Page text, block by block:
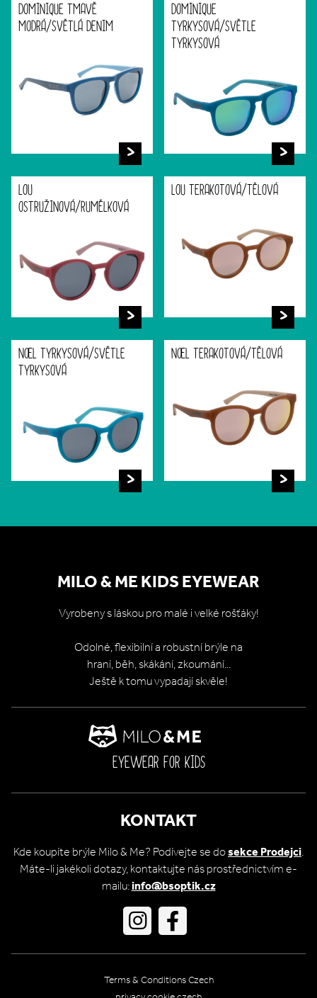
DOMINIQUE TMAVĚ
MODRÁ/SVĚTLÁ DENIM
DOMINIQUE
TYRKYSOVÁ/SVĚTLE
TYRKYSOVÁ
LOU
OSTRUŽINOVÁ/RUMĚLKOVÁ
LOU TERAKOTOVÁ/TĚLOVÁ
NOEL TYRKYSOVÁ/SVĚTLE
TYRKYSOVÁ
NOEL TERAKOTOVÁ/TĚLOVÁ
MILO & ME KIDS EYEWEAR
Vyrobeny s láskou pro malé i velké rošťáky!
Odolné, flexibilní a robustní brýle na
hraní, běh, skákání, zkoumání...
Ještě k tomu vypadají skvěle!
EYEWEAR FOR KIDS
KONTAKT
Kde koupíte brýle Milo & Me? Podívejte se dosekce Prodejci.
Máte-li jakékoli dotazy, kontaktujte nás prostřednictvím e-
mailu:info@bsoptik.cz
Go
to
Terms & Conditions Czech